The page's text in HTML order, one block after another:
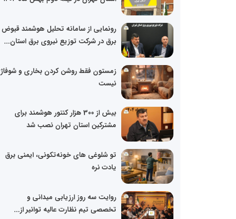
رونمایی از سامانه تحلیل هوشمند قبوض
برق در شرکت توزیع نیروی برق استان...
زمستون فقط روشن کردن بخاری و شوفاژ
نیست
بیش از 300 هزار کنتور هوشمند برای
مشترکین استان تهران نصب شد
تو شلوغی های خونه‌تکونی، ایمنی برق
یادت نره
روایت سه روز ارزیابی میدانی و
تخصصی تیم نظارت عالیه توانیر از...